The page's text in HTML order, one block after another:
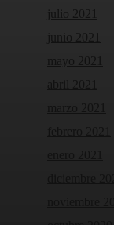
julio 2021
junio 2021
mayo 2021